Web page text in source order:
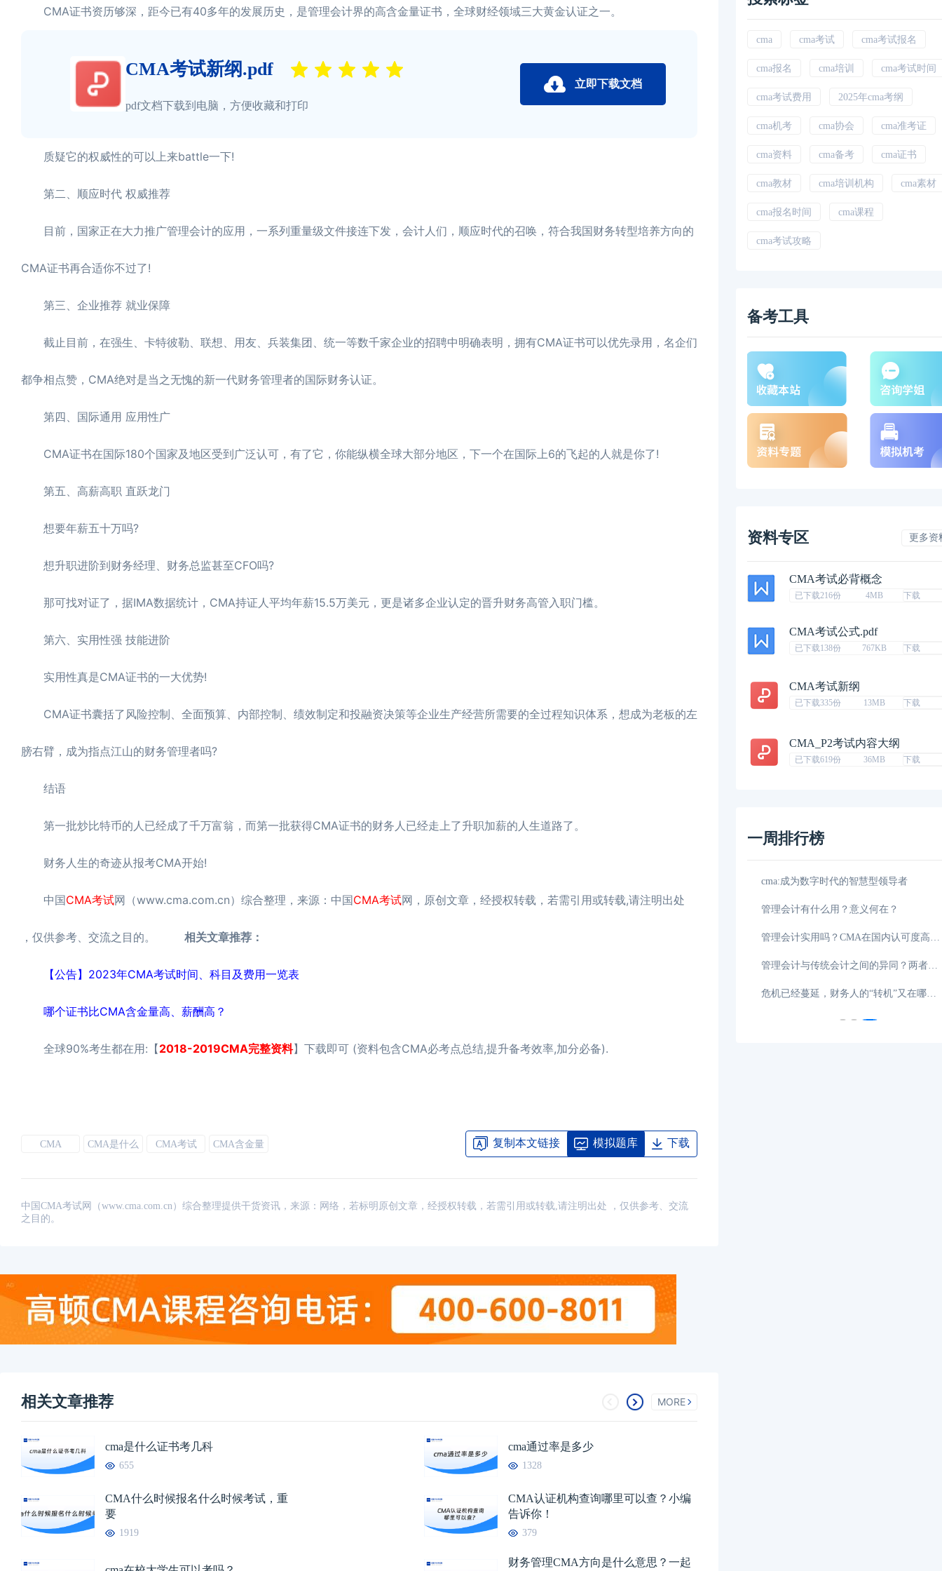
CMA证书资历够深，距今已有40多年的发展历史，是管理会计界的高含金量证书，全球财经领域三大黄金认证之一。
CMA考试新纲.pdf
pdf文档下载到电脑，方便收藏和打印
立即下载文档
质疑它的权威性的可以上来battle一下!
第二、顺应时代 权威推荐
目前，国家正在大力推广管理会计的应用，一系列重量级文件接连下发，会计人们，顺应时代的召唤，符合我国财务转型培养方向的
CMA证书再合适你不过了!
第三、企业推荐 就业保障
截止目前，在强生、卡特彼勒、联想、用友、兵装集团、统一等数千家企业的招聘中明确表明，拥有CMA证书可以优先录用，名企们
都争相点赞，CMA绝对是当之无愧的新一代财务管理者的国际财务认证。
第四、国际通用 应用性广
CMA证书在国际180个国家及地区受到广泛认可，有了它，你能纵横全球大部分地区，下一个在国际上6的飞起的人就是你了!
第五、高薪高职 直跃龙门
想要年薪五十万吗?
想升职进阶到财务经理、财务总监甚至CFO吗?
那可找对证了，据IMA数据统计，CMA持证人平均年薪15.5万美元，更是诸多企业认定的晋升财务高管入职门槛。
第六、实用性强 技能进阶
实用性真是CMA证书的一大优势!
CMA证书囊括了风险控制、全面预算、内部控制、绩效制定和投融资决策等企业生产经营所需要的全过程知识体系，想成为老板的左
膀右臂，成为指点江山的财务管理者吗?
结语
第一批炒比特币的人已经成了千万富翁，而第一批获得CMA证书的财务人已经走上了升职加薪的人生道路了。
财务人生的奇迹从报考CMA开始!
中国CMA考试网（www.cma.com.cn）综合整理，来源：中国CMA考试网，原创文章，经授权转载，若需引用或转载,请注明出处
，仅供参考、交流之目的。 相关文章推荐：
【公告】2023年CMA考试时间、科目及费用一览表
哪个证书比CMA含金量高、薪酬高？
全球90%考生都在用:【2018-2019CMA完整资料】下载即可 (资料包含CMA必考点总结,提升备考效率,加分必备).
CMA CMA是什么 CMA考试 CMA含金量 复制本文链接 模拟题库 下载
中国CMA考试网（www.cma.com.cn）综合整理提供干货资讯，来源：网络，若标明原创文章，经授权转载，若需引用或转载,请注明出处 ，仅供参考、交流
之目的。
相关文章推荐 MORE
cma是什么证书考几科
655
cma通过率是多少
1328
CMA什么时候报名什么时候考试，重
要
1919
CMA认证机构查询哪里可以查？小编
告诉你！
379
财务管理CMA方向是什么意思？一起
cma cma考试 cma考试报名
cma报名 cma培训 cma考试时间
cma考试费用 2025年cma考纲
cma机考 cma协会 cma准考证
cma资料 cma备考 cma证书
cma教材 cma培训机构 cma素材
cma报名时间 cma课程
cma考试攻略
备考工具
资料专区 更多资
CMA考试必背概念
已下载216份 4MB 下载
CMA考试公式.pdf
已下载138份 767KB 下载
CMA考试新纲
已下载335份 13MB 下载
CMA_P2考试内容大纲
已下载619份 36MB 下载
一周排行榜
IMA在中国正式设立管理会计研究基
CMA学习经验分享：为你的组织创造
CMA学习经验分享：我的CMA征服之旅
CMA分享：我的良师益友
cma持证者分享：创造IMA记忆